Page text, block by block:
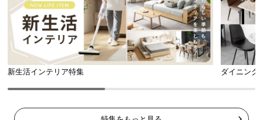
新生活インテリア特集 ダイニング